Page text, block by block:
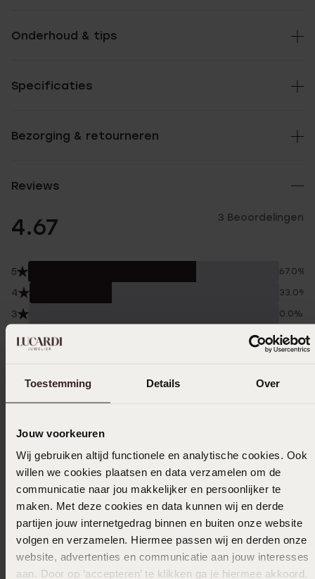
Toestemming Details Over
Jouw voorkeuren
Wij gebruiken altijd functionele en analytische cookies. Ook
willen we cookies plaatsen en data verzamelen om de
communicatie naar jou makkelijker en persoonlijker te
maken. Met deze cookies en data kunnen wij en derde
partijen jouw internetgedrag binnen en buiten onze website
volgen en verzamelen. Hiermee passen wij en derden onze
website, advertenties en communicatie aan jouw interesses
aan. Door op ‘accepteren’ te klikken ga je hiermee akkoord.
Onderhoud & tips
Specificaties
Bezorging & retourneren
Reviews
4.67 3 Beoordelingen
5 67.0%
4 33.0%
3 0.0%
2 0.0%
Verzameld onder de Gebruiksvoorwaarden
van
Trusted shops
Filter
16-03-2025 - Petra K.
16-08-2023 - Cindy V.